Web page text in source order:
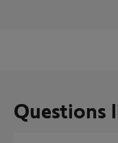
Questions